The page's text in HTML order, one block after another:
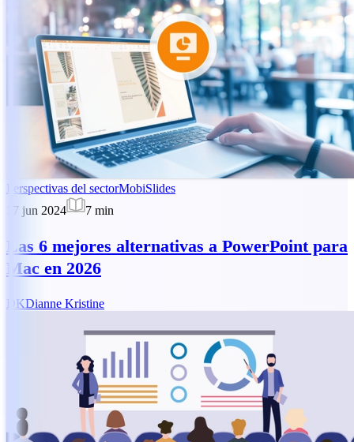
Perspectivas del sectorMobiSlides
17 jun 2024
7 min
Las 6 mejores alternativas a PowerPoint para
Mac en 2026
DKDianne Kristine